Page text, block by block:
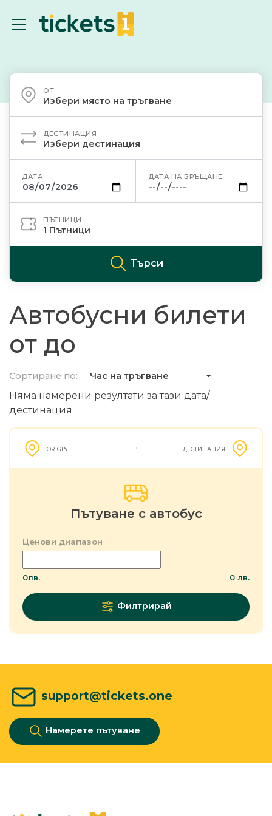
ОТ
Избери място на тръгване
ДЕСТИНАЦИЯ
Избери дестинация
ДАТА ДАТА НА ВРЪЩАНЕ
ПЪТНИЦИ
1 Пътници
Търси
Автобусни билети
от до
Сортиране по: Час на тръгване
Няма намерени резултати за тази дата/
дестинация.
ORIGIN ДЕСТИНАЦИЯ
Пътуване с автобус
Ценови диапазон
0лв. 0 лв.
Филтрирай
support@tickets.one
Намерете пътуване